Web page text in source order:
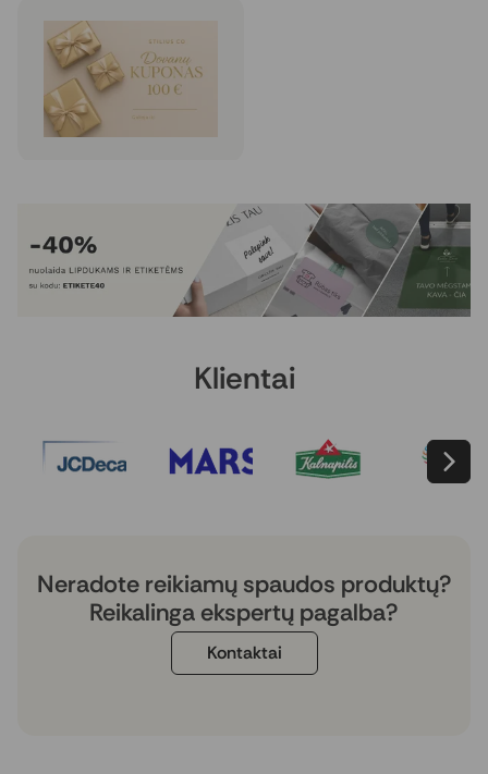
Dovanų kuponai
50 vnt. be PVM nuo
Rinktis
Klientai
Neradote reikiamų spaudos produktų?
Reikalinga ekspertų pagalba?
Kontaktai